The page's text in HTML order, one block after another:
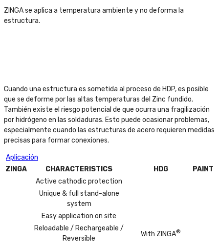
ZINGA se aplica a temperatura ambiente y no deforma la
estructura.
Cuando una estructura es sometida al proceso de HDP, es posible
que se deforme por las altas temperaturas del Zinc fundido.
También existe el riesgo potencial de que ocurra una fragilización
por hidrógeno en las soldaduras. Esto puede ocasionar problemas,
especialmente cuando las estructuras de acero requieren medidas
precisas para formar conexiones.
Aplicación
ZINGA
CHARACTERISTICS HDG
PAINT
Active cathodic protection
Unique & full stand-alone
system
Easy application on site
Reloadable / Rechargeable /
Reversible
With ZINGA®